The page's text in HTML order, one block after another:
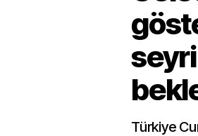
Türkiye